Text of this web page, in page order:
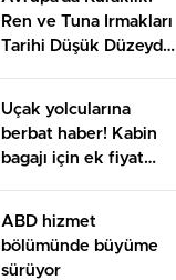
Ren ve Tuna Irmakları
Tarihi Düşük Düzeyde,
Uçak yolcularına
berbat haber! Kabin
bagajı için ek fiyat
ABD hizmet
bölümünde büyüme
sürüyor